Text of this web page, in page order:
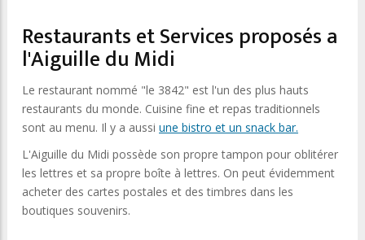
Restaurants et Services proposés a
l'Aiguille du Midi
Le restaurant nommé "le 3842" est l'un des plus hauts
restaurants du monde. Cuisine fine et repas traditionnels
sont au menu. Il y a aussi une bistro et un snack bar.
L'Aiguille du Midi possède son propre tampon pour oblitérer
les lettres et sa propre boîte à lettres. On peut évidemment
acheter des cartes postales et des timbres dans les
boutiques souvenirs.